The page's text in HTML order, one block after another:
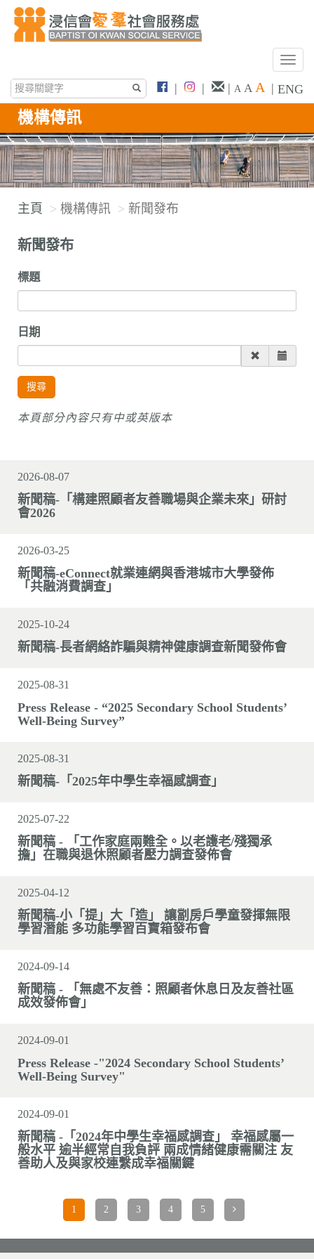
T
g
l
e
n
a
i
o
| | | A A A | ENG
機構傳訊
主頁 機構傳訊 新聞發布
新聞發布
標題
日期
搜尋
本頁部分內容只有中或英版本
2026-08-07
新聞稿-「構建照顧者友善職場與企業未來」研討
會2026
2026-03-25
新聞稿-eConnect就業連網與香港城市大學發佈
「共融消費調查」
2025-10-24
新聞稿-長者網絡詐騙與精神健康調查新聞發佈會
2025-08-31
Press Release - “2025 Secondary School Students’
Well-Being Survey”
2025-08-31
新聞稿-「2025年中學生幸福感調查」
2025-07-22
新聞稿 - 「工作家庭兩難全。以老護老/殘獨承
擔」在職與退休照顧者壓力調查發佈會
2025-04-12
新聞稿-小「提」大「造」 讓劏房戶學童發揮無限
學習潛能 多功能學習百寶箱發布會
2024-09-14
新聞稿 - 「無處不友善：照顧者休息日及友善社區
成效發佈會」
2024-09-01
Press Release -"2024 Secondary School Students’
Well-Being Survey"
2024-09-01
新聞稿 -「2024年中學生幸福感調查」 幸福感屬一
般水平 逾半經常自我負評 兩成情緒健康需關注 友
善助人及與家校連繫成幸福關鍵
1 2 3 4 5